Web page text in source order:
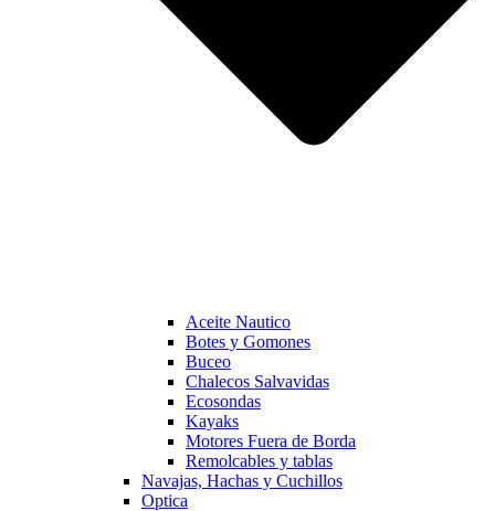
Aceite Nautico
Botes y Gomones
Buceo
Chalecos Salvavidas
Ecosondas
Kayaks
Motores Fuera de Borda
Remolcables y tablas
Navajas, Hachas y Cuchillos
Optica